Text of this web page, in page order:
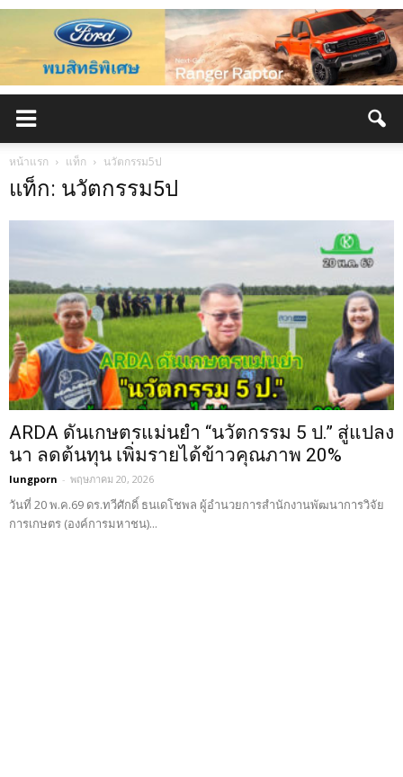
หน้าแรก แท็ก นวัตกรรม5ป
แท็ก: นวัตกรรม5ป
ARDA ดันเกษตรแม่นยำ “นวัตกรรม 5 ป.” สู่แปลง
นา ลดต้นทุน เพิ่มรายได้ข้าวคุณภาพ 20%
lungporn - พฤษภาคม 20, 2026
วันที่ 20 พ.ค.69 ดร.ทวีศักดิ์ ธนเดโชพล ผู้อำนวยการสำนักงานพัฒนาการวิจัย
การเกษตร (องค์การมหาชน)...